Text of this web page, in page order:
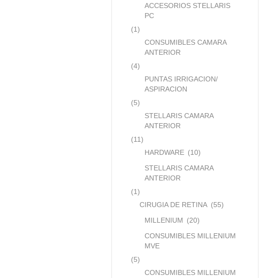
ACCESORIOS STELLARIS
PC
(1)
CONSUMIBLES CAMARA
ANTERIOR
(4)
PUNTAS IRRIGACION/
ASPIRACION
(5)
STELLARIS CAMARA
ANTERIOR
(11)
HARDWARE (10)
STELLARIS CAMARA
ANTERIOR
(1)
CIRUGIA DE RETINA (55)
MILLENIUM (20)
CONSUMIBLES MILLENIUM
MVE
(5)
CONSUMIBLES MILLENIUM